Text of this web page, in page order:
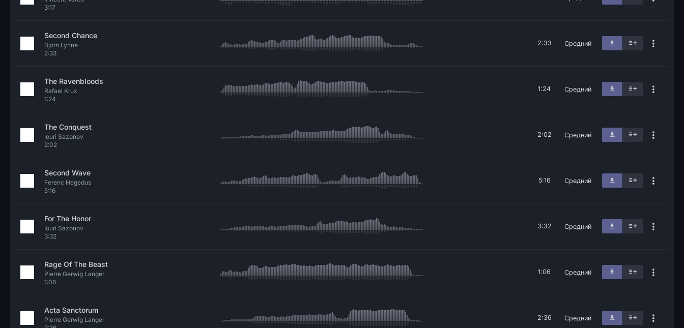
3:17
Second Chance
Bjorn Lynne
2:33
2:33 Средний
The Ravenbloods
Rafael Krux
1:24
1:24 Средний
The Conquest
Iouri Sazonov
2:02
2:02 Средний
Second Wave
Ferenc Hegedus
5:16
5:16 Средний
For The Honor
Iouri Sazonov
3:32
3:32 Средний
Rage Of The Beast
Pierre Gerwig Langer
1:06
1:06 Средний
Acta Sanctorum
Pierre Gerwig Langer
2:36 Средний